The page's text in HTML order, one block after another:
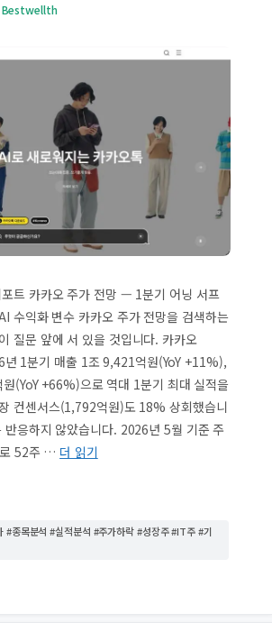
Bestwellth
포트 카카오 주가 전망 — 1분기 어닝 서프
수익화 변수 카카오 주가 전망을 검색하는
질문 앞에 서 있을 것입니다. 카카오
1분기 매출 1조 9,421억원(YoY +11%),
(YoY +66%)으로 역대 1분기 최대 실적을
컨센서스(1,792억원)도 18% 상회했습니
반응하지 않았습니다. 2026년 5월 기준 주
52주 … 더 읽기
#종목분석 #실적분석 #주가하락 #성장주 #IT주 #기